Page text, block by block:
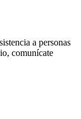
a personas
comunícate